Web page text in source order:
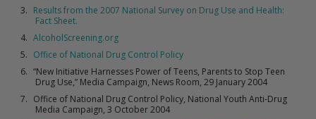
Results from the 2007 National Survey on Drug Use and Health:
Fact Sheet.
AlcoholScreening.org
Office of National Drug Control Policy
“New Initiative Harnesses Power of Teens, Parents to Stop Teen
Drug Use,” Media Campaign, News Room, 29 January 2004
Office of National Drug Control Policy, National Youth Anti-Drug
Media Campaign, 3 October 2004